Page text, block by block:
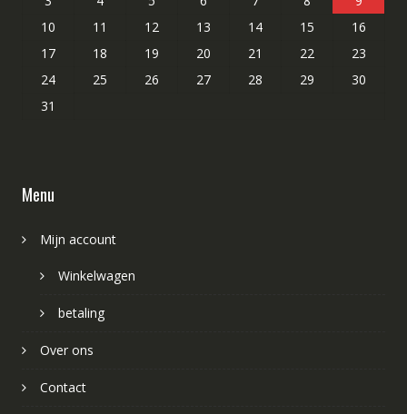
10
11 12 13 14 15
16
17
18 19 20 21 22
23
24
25 26 27 28 29
30
31
Menu
Mijn account
Winkelwagen
betaling
Over ons
Contact